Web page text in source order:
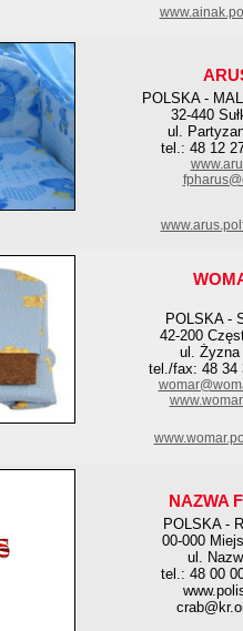
POLSKA -
32-440
ul.
tel.: 48 12
POLSKA -
42-200
ul. Żyzna
tel./fax: 48 34
NAZWA
POLSKA -
00-000
ul.
tel.: 48 00